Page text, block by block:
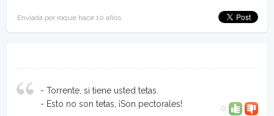
Enviada por roque hace 10 años
- Torrente, si tiene usted tetas.
- Esto no son tetas, ¡Son pectorales!
0